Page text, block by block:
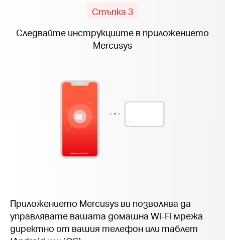
Стъпка 3
Следвайте инструкциите в приложението
Mercusys
Приложението Mercusys ви позволява да
управлявате вашата домашна Wi-Fi мрежа
директно от вашия телефон или таблет